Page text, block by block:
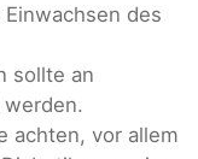
des
sollte an
achten, vor allem